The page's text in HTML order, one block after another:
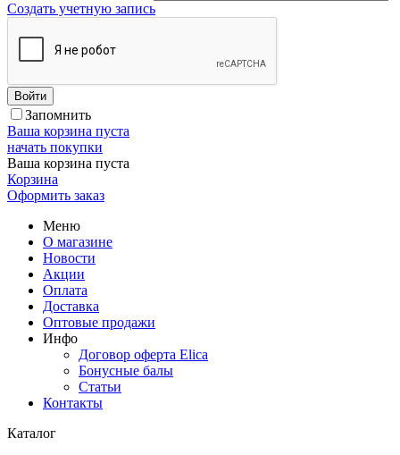
Создать учетную запись
Войти
Запомнить
Ваша корзина пуста
начать покупки
Ваша корзина пуста
Корзина
Оформить заказ
Меню
О магазине
Новости
Акции
Оплата
Доставка
Оптовые продажи
Инфо
Договор оферта Elica
Бонусные балы
Статьи
Контакты
Каталог